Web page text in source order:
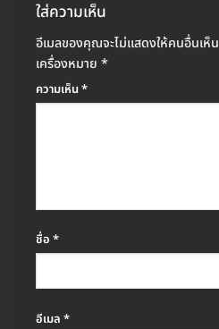
ใส่ความเห็น
อีเมลของคุณจะไม่แสดงให้คนอื่นเห็น
เครื่องหมาย *
ความเห็น*
ชื่อ *
อีเมล *